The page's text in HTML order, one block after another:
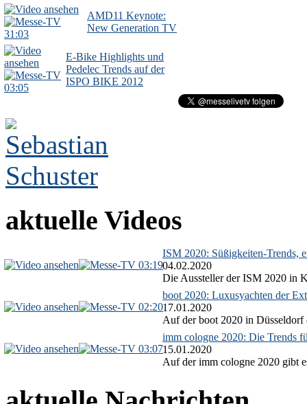
31:03
AMD11 Keynote:
New Generation TV
03:05
E-Bike Highlights und
Pedelec Trends auf der
ISPO BIKE 2012
aktuelle Videos
03:19
ISM 2020: Süßigkeiten-Trends,
04.02.2020
Die Aussteller der ISM 2020 in
02:20
boot 2020: Luxusyachten der
17.01.2020
Auf der boot 2020 in Düsseldorf
03:07
imm cologne 2020: Die Trends
15.01.2020
Auf der imm cologne 2020 gibt